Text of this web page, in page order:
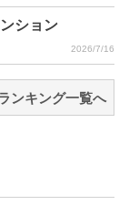
ション
2026/7/16
ンキング一覧へ